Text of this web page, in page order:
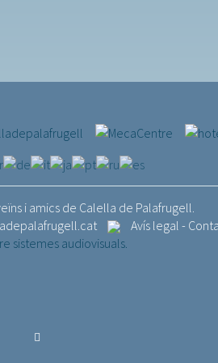
i amics de Calella de Palafrugell.
Avís legal -
sistemes audiovisuals.